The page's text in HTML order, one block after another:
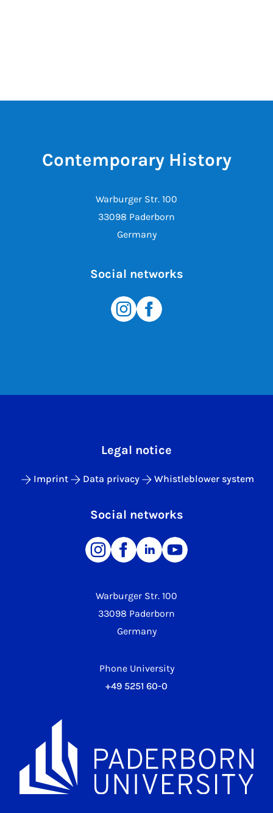
Contemporary History
Warburger Str. 100
33098 Paderborn
Germany
Social networks
Warburger Str. 100
33098 Paderborn
Germany
Phone University
+49 5251 60-0
Legal notice
Imprint Data privacy Whistleblower system
Social networks